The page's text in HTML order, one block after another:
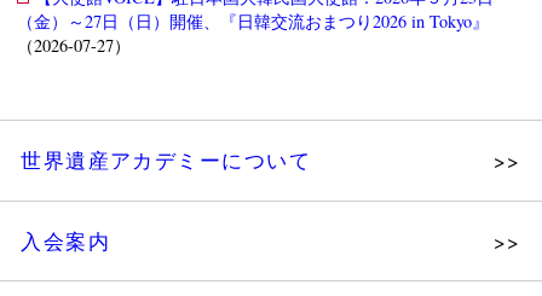
（金）～27日（日）開催、『日韓交流おまつり2026 in Tokyo』
（2026-07-27）
世界遺産アカデミーについて
入会案内